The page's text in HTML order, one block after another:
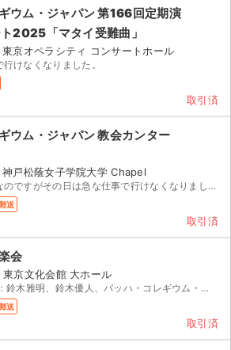
ウム・ジャパン 第166回定期演
2025「マタイ受難曲」
京オペラシティ コンサートホール
なくなりました。
取引済
ウム・ジャパン 教会カンター
戸松蔭女子学院大学 Chapel
[詳細] 階 列 番 定期会員なのですがその日は急な仕事で行けなくなりました。娘と一緒にいつも行くので...
送
取引済
会
京文化会館 大ホール
[詳細] 階 列 〜 番 出演者：鈴木雅明、鈴木優人、バッハ・コレギウム・ジャパン ◾️日程...
送
取引済